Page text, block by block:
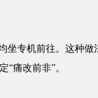
专机前往。这种做
“痛改前非”。